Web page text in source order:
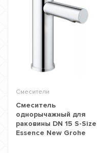
Смесители
Смеситель
однорычажный для
раковины DN 15 S-Size
Essence New Grohe